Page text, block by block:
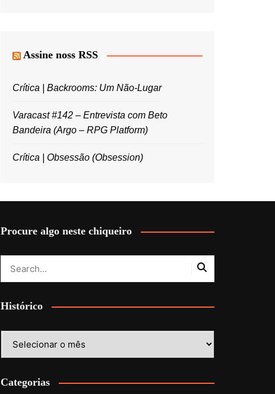
Assine noss RSS
Crítica | Backrooms: Um Não-Lugar
Varacast #142 – Entrevista com Beto
Bandeira (Argo – RPG Platform)
Crítica | Obsessão (Obsession)
Procure algo neste chiqueiro
Histórico
Categorias